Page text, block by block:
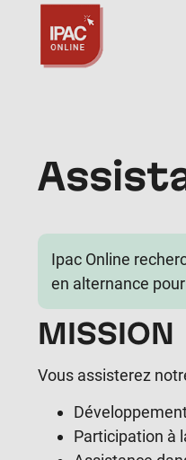
Ipac Online
en alternance
MISSION
Vous assisterez
Participation à